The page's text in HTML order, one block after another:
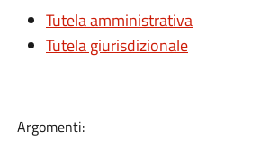
Tutela amministrativa
Tutela giurisdizionale
Argomenti: